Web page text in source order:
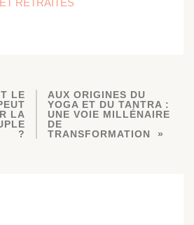
RETRAITES
LE
LA
?
AUX ORIGINES DU
YOGA ET DU TANTRA :
UNE VOIE MILLÉNAIRE
DE
TRANSFORMATION